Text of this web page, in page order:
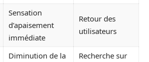
Sensation
d’apaisement
immédiate
Retour des
utilisateurs
Diminution de la
Recherche sur